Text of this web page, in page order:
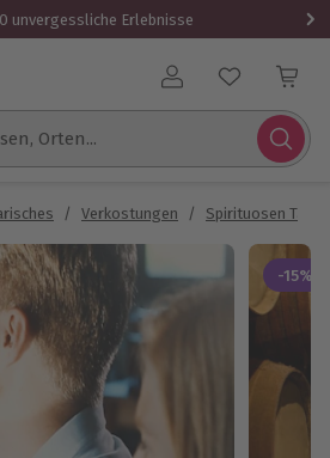
unvergessliche Erlebnisse
Benutzerkonto
Orten...
/ Verkostungen / Spirituosen
-15%